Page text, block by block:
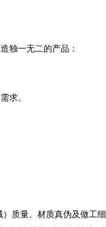
独一无二的产品：
求。
质量、材质真伪及做工细